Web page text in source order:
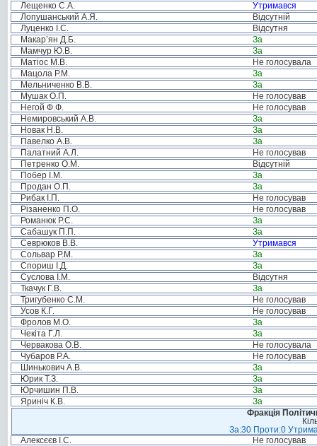
Лещенко С.А.
Утримався
Лопушанський А.Я.
Відсутній
Луценко І.С.
Відсутня
Макар’ян Д.Б.
За
Мамчур Ю.В.
За
Матіос М.В.
Не голосувала
Мацола Р.М.
За
Мельниченко В.В.
За
Мушак О.П.
Не голосував
Негой Ф.Ф.
Не голосував
Немировський А.В.
За
Новак Н.В.
За
Павелко А.В.
За
Палатний А.Л.
Не голосував
Петренко О.М.
Відсутній
Побер І.М.
За
Продан О.П.
За
Рибак І.П.
Не голосував
Різаненко П.О.
Не голосував
Романюк Р.С.
За
Сабашук П.П.
За
Севрюков В.В.
Утримався
Сольвар Р.М.
За
Спориш І.Д.
За
Суслова І.М.
Відсутня
Ткачук Г.В.
За
Тригубенко С.М.
Не голосував
Усов К.Г.
Не голосував
Фролов М.О.
За
Чекіта Г.Л.
За
Червакова О.В.
Не голосувала
Чубаров Р.А.
Не голосував
Шинькович А.В.
За
Юрик Т.З.
За
Юрчишин П.В.
За
Яриніч К.В.
За
Фракція
За:30 Проти:0
Алексєєв І.С.
Не голосував